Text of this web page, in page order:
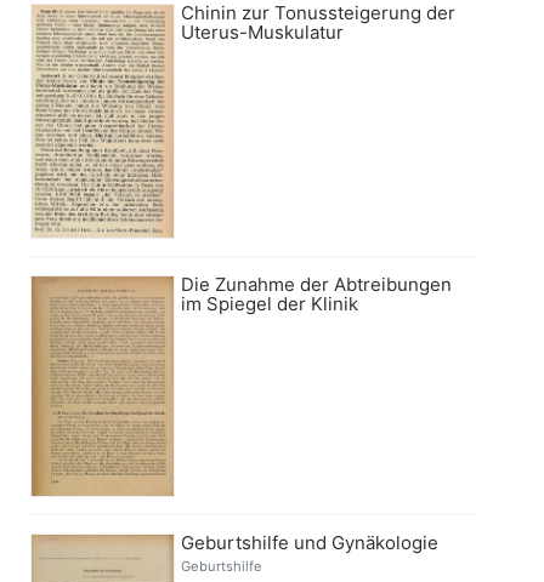
Chinin zur Tonussteigerung der
Uterus-Muskulatur
Die Zunahme der Abtreibungen
im Spiegel der Klinik
Geburtshilfe und Gynäkologie
Geburtshilfe